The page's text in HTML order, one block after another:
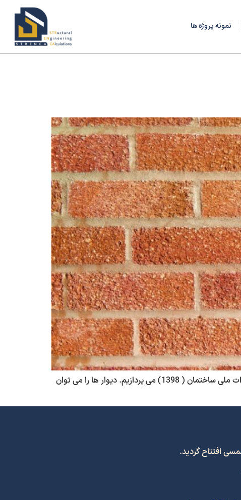
نمونه پروژه ها
در این مقاله به بررسی انواع دیوار های اجرایی در سازه، بارگذاری و جزییات آن ها منطبق با آخرین ویرایش مبحث ششم مقررات ملی ساختمان ( 1398) می پردازیم. دیوار ها را می توان